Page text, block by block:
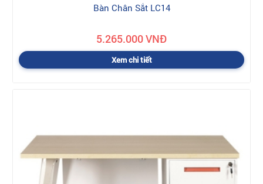
Bàn Chân Sắt LC14
5.265.000 VNĐ
Xem chi tiết